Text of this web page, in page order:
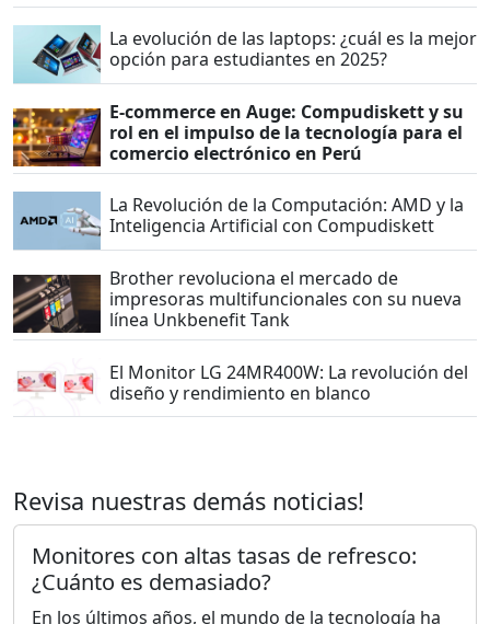
La evolución de las laptops: ¿cuál es la mejor
opción para estudiantes en 2025?
E-commerce en Auge: Compudiskett y su
rol en el impulso de la tecnología para el
comercio electrónico en Perú
La Revolución de la Computación: AMD y la
Inteligencia Artificial con Compudiskett
Brother revoluciona el mercado de
impresoras multifuncionales con su nueva
línea Unkbenefit Tank
El Monitor LG 24MR400W: La revolución del
diseño y rendimiento en blanco
Revisa nuestras demás noticias!
Monitores con altas tasas de refresco:
¿Cuánto es demasiado?
En los últimos años, el mundo de la tecnología ha